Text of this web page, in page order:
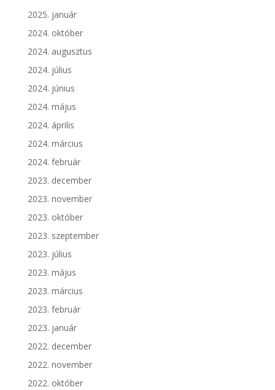
2025. január
2024. október
2024. augusztus
2024. július
2024. június
2024. május
2024. április
2024. március
2024. február
2023. december
2023. november
2023. október
2023. szeptember
2023. július
2023. május
2023. március
2023. február
2023. január
2022. december
2022. november
2022. október